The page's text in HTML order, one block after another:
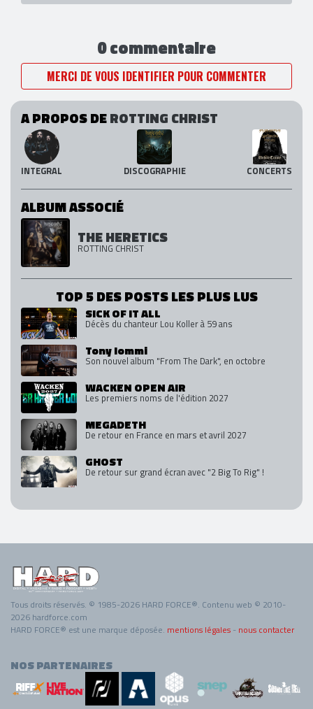
0 commentaire
MERCI DE VOUS IDENTIFIER POUR COMMENTER
A PROPOS DEROTTING CHRIST
INTEGRAL DISCOGRAPHIE CONCERTS
ALBUM ASSOCIÉ
THE HERETICS
ROTTING CHRIST
TOP 5 DES POSTS LES PLUS LUS
SICK OF IT ALL
Décès du chanteur Lou Koller à 59 ans
Tony Iommi
Son nouvel album "From The Dark", en octobre
WACKEN OPEN AIR
Les premiers noms de l'édition 2027
MEGADETH
De retour en France en mars et avril 2027
GHOST
De retour sur grand écran avec "2 Big To Rig" !
Tous droits réservés. © 1985-2026 HARD FORCE®. Contenu web © 2010-
2026 hardforce.com
HARD FORCE® est une marque déposée. mentions légales - nous contacter
NOS PARTENAIRES